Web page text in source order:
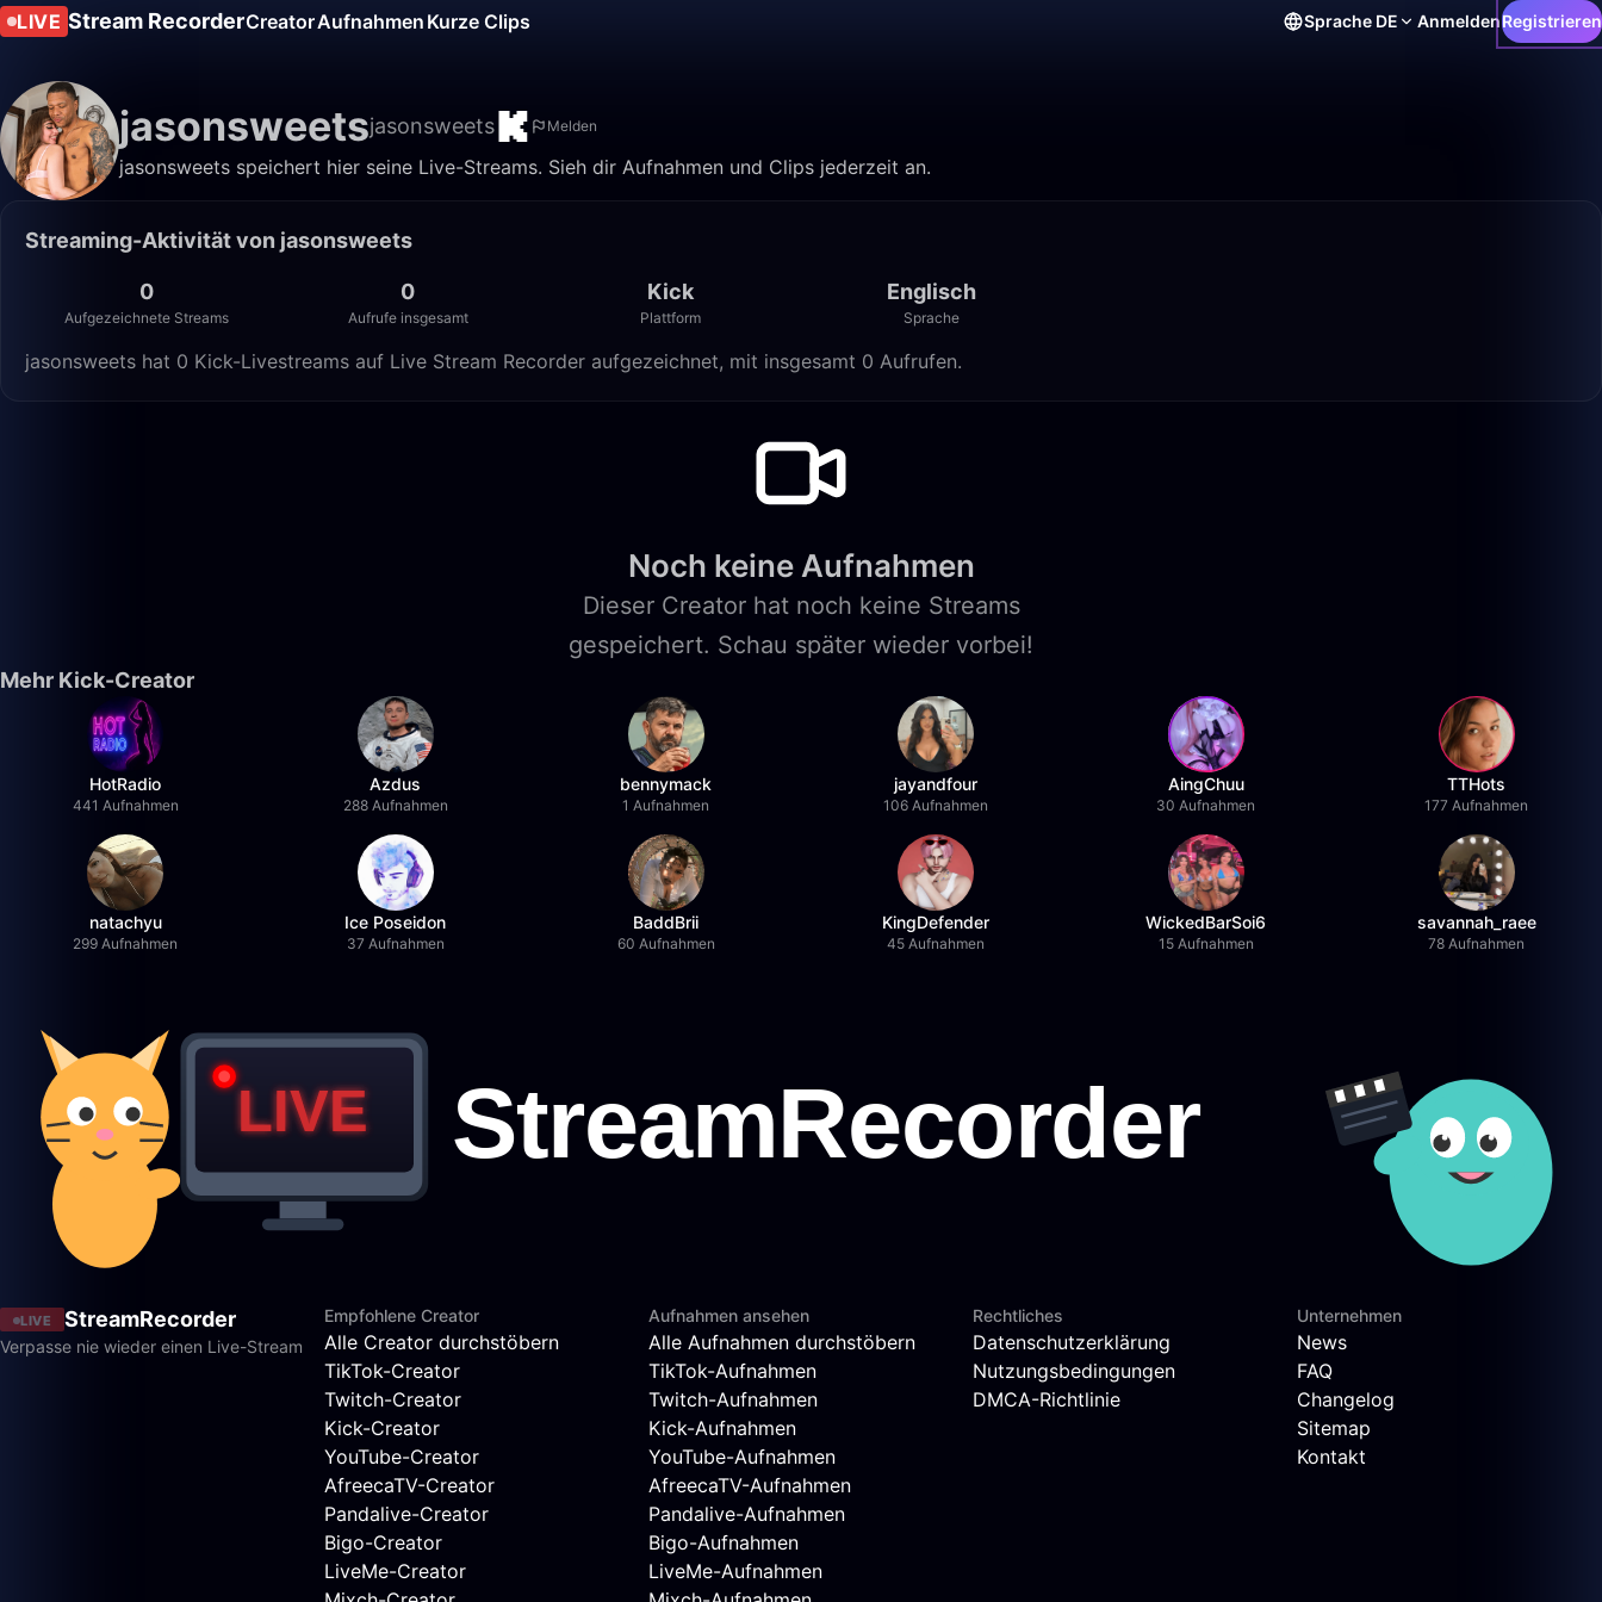
LIVE Stream RecorderCreatorAufnahmen Kurze Clips Sprache DE AnmeldenRegistrieren
jasonsweetsjasonsweets Melden
jasonsweets speichert hier seine Live-Streams. Sieh dir Aufnahmen und Clips jederzeit an.
Streaming-Aktivität von jasonsweets
0
Aufgezeichnete Streams
0
Aufrufe insgesamt
Kick
Plattform
Englisch
Sprache
jasonsweets hat 0 Kick-Livestreams auf Live Stream Recorder aufgezeichnet, mit insgesamt 0 Aufrufen.
Noch keine Aufnahmen
Dieser Creator hat noch keine Streams
gespeichert. Schau später wieder vorbei!
Mehr Kick-Creator
HotRadio
441 Aufnahmen
Azdus
288 Aufnahmen
bennymack
1 Aufnahmen
jayandfour
106 Aufnahmen
AingChuu
30 Aufnahmen
TTHots
177 Aufnahmen
natachyu
299 Aufnahmen
Ice Poseidon
37 Aufnahmen
BaddBrii
60 Aufnahmen
KingDefender
45 Aufnahmen
WickedBarSoi6
15 Aufnahmen
savannah_raee
78 Aufnahmen
LIVE StreamRecorder
Verpasse nie wieder einen Live-Stream
Empfohlene Creator
Alle Creator durchstöbern
TikTok-Creator
Twitch-Creator
Kick-Creator
YouTube-Creator
AfreecaTV-Creator
Pandalive-Creator
Bigo-Creator
LiveMe-Creator
Aufnahmen ansehen
Alle Aufnahmen durchstöbern
TikTok-Aufnahmen
Twitch-Aufnahmen
Kick-Aufnahmen
YouTube-Aufnahmen
AfreecaTV-Aufnahmen
Pandalive-Aufnahmen
Bigo-Aufnahmen
LiveMe-Aufnahmen
Rechtliches
Datenschutzerklärung
Nutzungsbedingungen
DMCA-Richtlinie
Unternehmen
News
FAQ
Changelog
Sitemap
Kontakt